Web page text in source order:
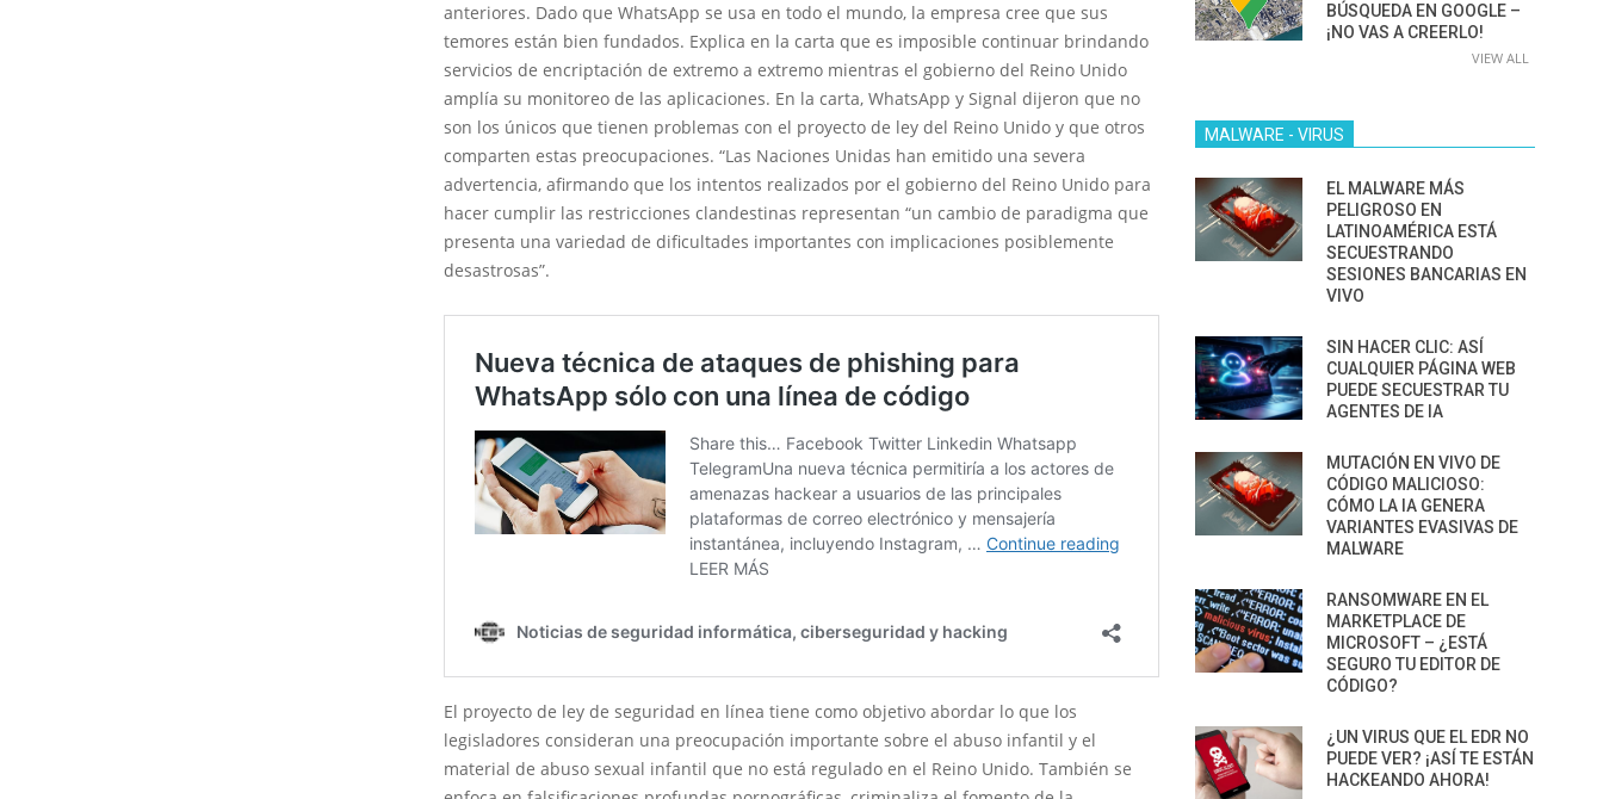
anteriores. Dado que WhatsApp se usa en todo el mundo, la empresa cree que sus
temores están bien fundados. Explica en la carta que es imposible continuar brindando
servicios de encriptación de extremo a extremo mientras el gobierno del Reino Unido
amplía su monitoreo de las aplicaciones. En la carta, WhatsApp y Signal dijeron que no
son los únicos que tienen problemas con el proyecto de ley del Reino Unido y que otros
comparten estas preocupaciones. “Las Naciones Unidas han emitido una severa
advertencia, afirmando que los intentos realizados por el gobierno del Reino Unido para
hacer cumplir las restricciones clandestinas representan “un cambio de paradigma que
presenta una variedad de dificultades importantes con implicaciones posiblemente
desastrosas”.
El proyecto de ley de seguridad en línea tiene como objetivo abordar lo que los
legisladores consideran una preocupación importante sobre el abuso infantil y el
material de abuso sexual infantil que no está regulado en el Reino Unido. También se
BÚSQUEDA EN GOOGLE –
¡NO VAS A CREERLO!
VIEW ALL
MALWARE - VIRUS
EL MALWARE MÁS
PELIGROSO EN
LATINOAMÉRICA ESTÁ
SECUESTRANDO
SESIONES BANCARIAS EN
VIVO
SIN HACER CLIC: ASÍ
CUALQUIER PÁGINA WEB
PUEDE SECUESTRAR TU
AGENTES DE IA
MUTACIÓN EN VIVO DE
CÓDIGO MALICIOSO:
CÓMO LA IA GENERA
VARIANTES EVASIVAS DE
MALWARE
RANSOMWARE EN EL
MARKETPLACE DE
MICROSOFT – ¿ESTÁ
SEGURO TU EDITOR DE
CÓDIGO?
¿UN VIRUS QUE EL EDR NO
PUEDE VER? ¡ASÍ TE ESTÁN
HACKEANDO AHORA!